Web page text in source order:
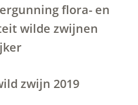
flora- en
wilde zwijnen
zwijn 2019